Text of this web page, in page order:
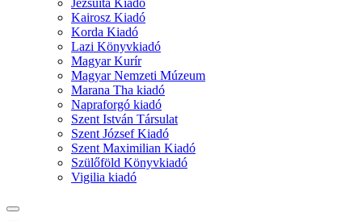
Kairosz Kiadó
Korda Kiadó
Lazi Könyvkiadó
Magyar Kurír
Magyar Nemzeti Múzeum
Marana Tha kiadó
Napraforgó kiadó
Szent István Társulat
Szent József Kiadó
Szent Maximilian Kiadó
Szülőföld Könyvkiadó
Vigilia kiadó